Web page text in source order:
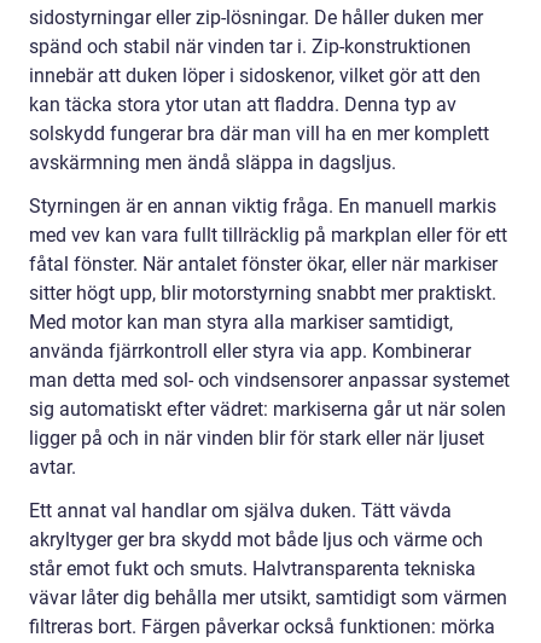
sidostyrningar eller zip-lösningar. De håller duken mer
spänd och stabil när vinden tar i. Zip-konstruktionen
innebär att duken löper i sidoskenor, vilket gör att den
kan täcka stora ytor utan att fladdra. Denna typ av
solskydd fungerar bra där man vill ha en mer komplett
avskärmning men ändå släppa in dagsljus.
Styrningen är en annan viktig fråga. En manuell markis
med vev kan vara fullt tillräcklig på markplan eller för ett
fåtal fönster. När antalet fönster ökar, eller när markiser
sitter högt upp, blir motorstyrning snabbt mer praktiskt.
Med motor kan man styra alla markiser samtidigt,
använda fjärrkontroll eller styra via app. Kombinerar
man detta med sol- och vindsensorer anpassar systemet
sig automatiskt efter vädret: markiserna går ut när solen
ligger på och in när vinden blir för stark eller när ljuset
avtar.
Ett annat val handlar om själva duken. Tätt vävda
akryltyger ger bra skydd mot både ljus och värme och
står emot fukt och smuts. Halvtransparenta tekniska
vävar låter dig behålla mer utsikt, samtidigt som värmen
filtreras bort. Färgen påverkar också funktionen: mörka